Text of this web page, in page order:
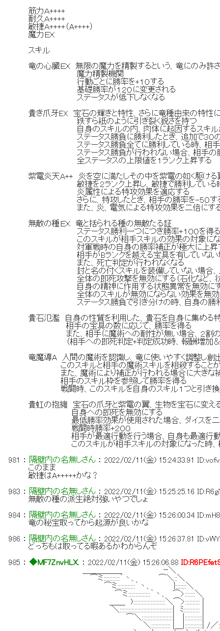
筋力Ａ++++
耐久Ａ++++
敏捷Ａ++++（A++++）
魔力ＥＸ
スキル
竜の心臓ＥＸ 無限の魔力を精製するという、竜にのみ許
魔力精製機関
行動ごとに勝率を+１０する
基礎勝率が１２０に変更される
ステータスが低下しなくなる
貴き爪牙EX 宝石の輝きと特性、さらに竜種由来の特性
鉄すら紙のように引き裂く鋭さを持つ
自身のスキルの内、肉体に起因するスキルが敵
ステータス勝負に勝利したとき、追加で３０の
ステータス勝負全てに勝利している時、相手の
ステータス勝負が行われない場合、相手の勝
全ステータスの上限値を１ランク上昇する
紫電炎天Ａ++ 炎を空に満たしその中を紫電の如く駆ける
敏捷を２ランク上昇し、敏捷で勝利している
炎属性による特攻効果を適応する
さらに、特攻したとき、相手の勝率を-５０す
また、炎、電気による特攻効果を二倍にす
無敵の種ＥＸ 竜と括られる種の無敵たる証
ステータス勝利一つにつき勝率+１００を得
このスキルが相手スキルの効果の対象になった
対軍戦時の自身の勝率補正が極大に上昇
相手がBランクを越える宝具を有していない場
また、死亡判定が行われなくなる
封と名の付くスキルを装備していない場合、
全体の即死攻撃を無効にする（石化など、状態
自身の精神に作用する状態異常を無効に
全体のスキルが無効にならない効果を無効
ステータス勝負で引き分けの時、自身の勝利
貴石氾濫 自身の性質を利用した、貴石を自身に集める
相手の宝具の数に応じて、勝率を得る
また、相手に魔術への耐性が無い場合、２割の
（相手への即死判定+判定成功時、報酬増加＆
竜魔導A 人間の魔術を認識し、竜に使いやすく調整し創
このスキルと相手の魔術スキルを相殺することが
また、魔術により補正が行われる場合に大きな補
相手のスキル枠を参照して勝率を得る
戦闘時、このスキルを自身のスキル１つと引き換え
貴虹の抱擁 宝石の爪牙と紫電の翼、生物を宝石に変え
自身への即死を無効にする
最低勝率効果が使用された場合、ダイスを二倍
戦闘時勝率+２００
相手が最適行動を行う場合、自身も最適行動
このスキルが相手スキルの対象になった時、相
981
： 隔壁内の名無しさん ：2022/02/11(金) 15:24:33.91
このまま
敏捷はA+++++かな？
983 ： 隔壁内の名無しさん ：2022/02/11(金) 15:25:25.16
無敵の種の派生絶対強いやつでしょ
984 ： 隔壁内の名無しさん ：2022/02/11(金) 15:26:00.34
竜の秘宝取ってから起源が良いかな
986 ： 隔壁内の名無しさん ：2022/02/11(金) 15:26:37.81
どっちもは取ってる暇あるかわからんぞ
985 ：◆MF7ZnvHLX. ：2022/02/11(金) 15:26:06.88
＿＿＿＿＿ ｰ＼
⌒ミ:::::::::::｀丶、 ⌒＼::＼
⌒ミ::::::::::::｀丶、 }:::::::＼
⌒ミ:::::::::::::::｀丶、 ⌒>:::::::＼
＿＿ )::::::::::::::::::::::＼⌒>:::::::::: |
＼::::::::::::::::::::::::::::::::::::| ﾐ::::::::::: |
⌒＼:::::::::::::::::::::| |::::::::::::| ﾉ
＼::::::::::::: |＿|::::::::::::| /／